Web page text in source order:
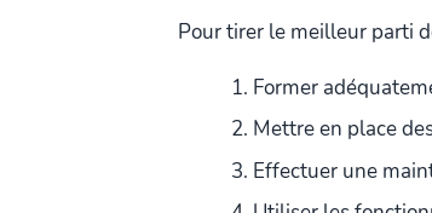
Pour tirer le meilleur parti
Former
Mettre en place
Effectuer une